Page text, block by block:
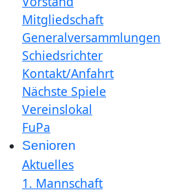
Mitgliedschaft
Generalversammlungen
Schiedsrichter
Kontakt/Anfahrt
Nächste Spiele
Vereinslokal
FuPa
Senioren
Aktuelles
1. Mannschaft